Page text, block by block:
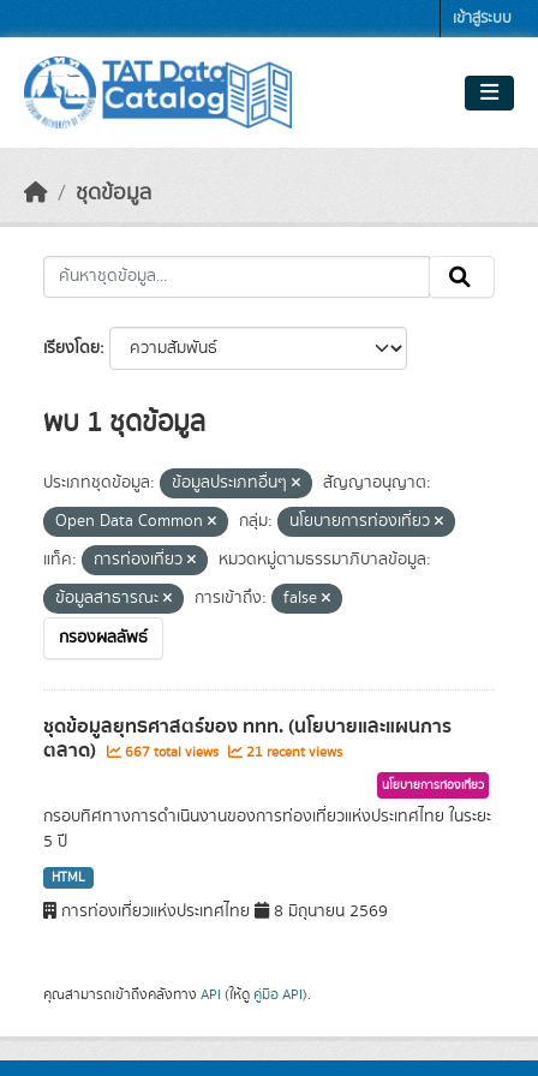
เข้าสู่ระบบ
ชุดข้อมูล
เรียงโดย
พบ 1 ชุดข้อมูล
ประเภทชุดข้อมูล: ข้อมูลประเภทอื่นๆ
สัญญาอนุญาต:
Open Data Common
กลุ่ม:
นโยบายการท่องเที่ยว
แท็ค:
การท่องเที่ยว
หมวดหมู่ตามธรรมาภิบาลข้อมูล:
ข้อมูลสาธารณะ
การเข้าถึง:
false
กรองผลลัพธ์
ชุดข้อมูลยุทธศาสตร์ของ ททท. (นโยบายและแผนการ
ตลาด) 667 total views 21 recent views
นโยบายการท่องเที่ยว
กรอบทิศทางการดำเนินงานของการท่องเที่ยวแห่งประเทศไทย ในระยะ
5 ปี
HTML
การท่องเที่ยวแห่งประเทศไทย 8 มิถุนายน 2569
คุณสามารถเข้าถึงคลังทาง API (ให้ดู คู่มือ API).